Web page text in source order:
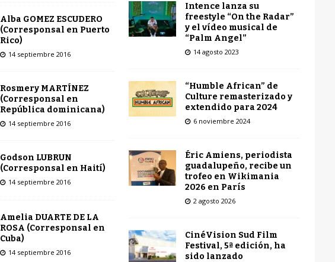
Alba GOMEZ ESCUDERO
(Corresponsal en Puerto
Rico)
14 septiembre 2016
Rosmery MARTÍNEZ
(Corresponsal en
República dominicana)
14 septiembre 2016
Godson LUBRUN
(Corresponsal en Haití)
14 septiembre 2016
Amelia DUARTE DE LA
ROSA (Corresponsal en
Cuba)
14 septiembre 2016
Intence lanza su
freestyle “On the Radar”
y el vídeo musical de
“Palm Angel”
14 agosto 2023
“Humble African” de
Culture remasterizado y
extendido para 2024
6 noviembre 2024
Éric Amiens, periodista
guadalupeño, recibe un
trofeo en Wikimania
2026 en París
2 agosto 2026
CinéVision Sud Film
Festival, 5ª edición, ha
sido lanzado